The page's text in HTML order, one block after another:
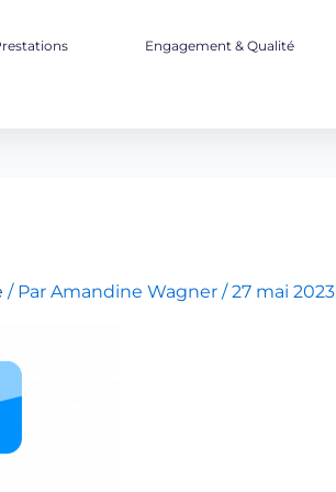
Engagement & Qualité
/ Par Amandine Wagner /27 mai 2023